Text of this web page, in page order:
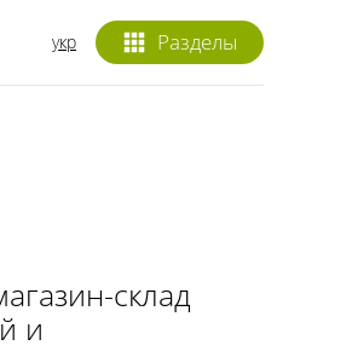
Разделы
укр
склад
и